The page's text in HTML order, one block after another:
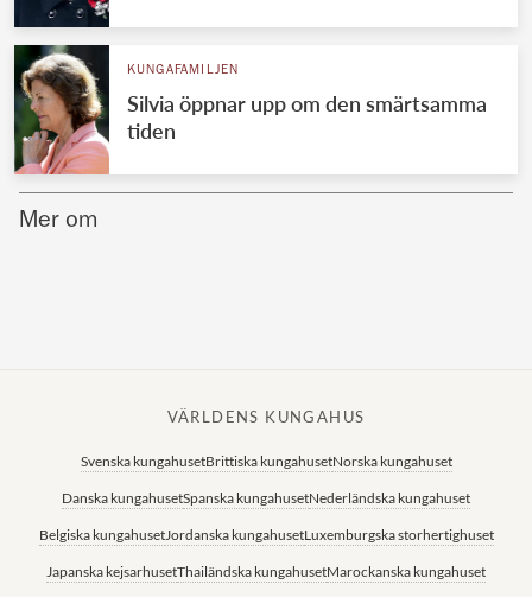
Japanska kejsarhuset
Thailändska kungahuset
Marockanska kungahuset
KUNGAFAMILJEN
Silvia öppnar upp om den smärtsamma
tiden
Mer om
VÄRLDENS KUNGAHUS
Svenska kungahusetBrittiska kungahusetNorska kungahuset
Danska kungahusetSpanska kungahusetNederländska kungahuset
Belgiska kungahusetJordanska kungahusetLuxemburgska storhertighuset
Japanska kejsarhusetThailändska kungahusetMarockanska kungahuset